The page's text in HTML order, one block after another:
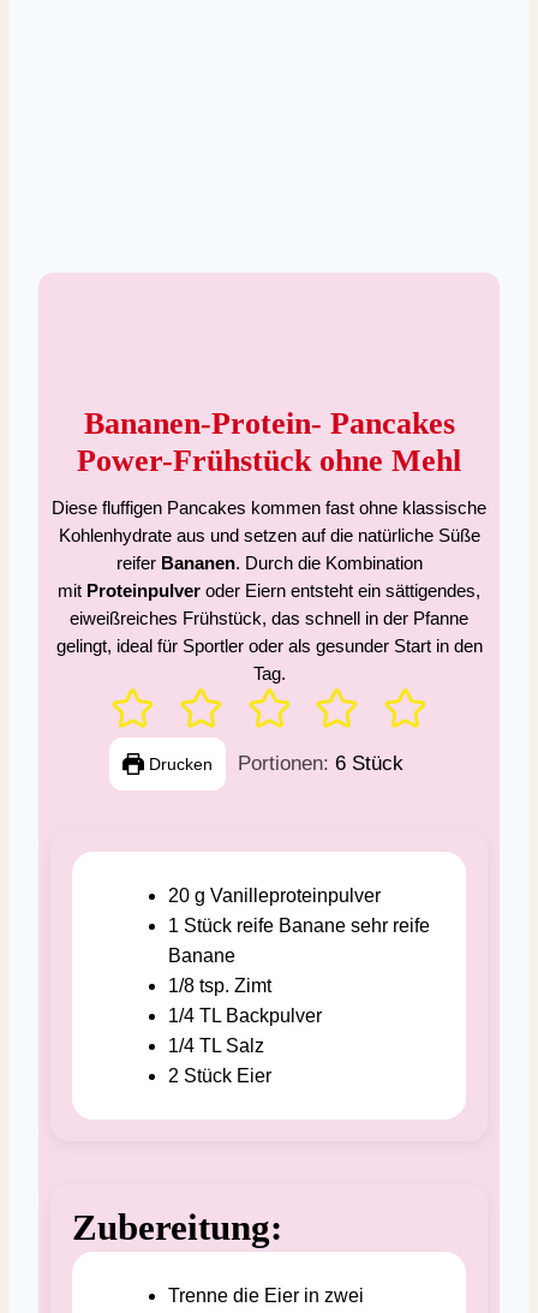
Bananen-Protein- Pancakes
Power-Frühstück ohne Mehl
Diese fluffigen Pancakes kommen fast ohne klassische
Kohlenhydrate aus und setzen auf die natürliche Süße
reifer Bananen. Durch die Kombination
mit Proteinpulver oder Eiern entsteht ein sättigendes,
eiweißreiches Frühstück, das schnell in der Pfanne
gelingt, ideal für Sportler oder als gesunder Start in den
Tag.
Drucken Portionen:6 Stück
20 g Vanilleproteinpulver
1 Stück reife Banane sehr reife
Banane
1/8 tsp. Zimt
1/4 TL Backpulver
1/4 TL Salz
2 Stück Eier
Zubereitung:
Trenne die Eier in zwei